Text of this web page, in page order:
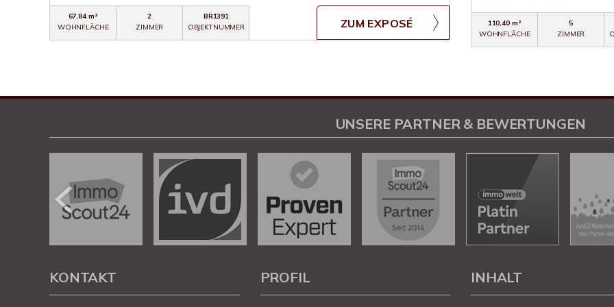
67,84 m²
WOHNFLÄCHE
2
ZIMMER
BR1391
OBJEKTNUMMER
ZUM EXPOSÉ
110,40 m²
WOHNFLÄCHE
5
ZIMMER
UNSERE PARTNER & BEWERTUNGEN
KONTAKT PROFIL INHALT